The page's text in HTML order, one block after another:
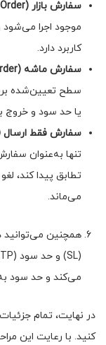
سفارش بازار (
موجود اجرا می‌شود
کاربرد دارد.
سفارش ماشه (
سطح تعیین‌شده
یا حد سود و خروج
سفارش فقط ارسال
تنها به‌عنوان
تطابق پیدا کند،
می‌ماند.
همچنین می‌توانید
می‌کند و حد سود
در نهایت، تمام
کنید. با رعایت این